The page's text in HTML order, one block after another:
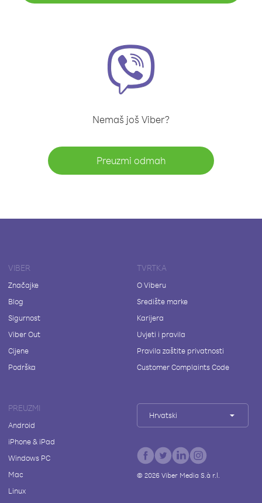
Nemaš još Viber?
Preuzmi odmah
VIBER
Značajke
Blog
Sigurnost
Viber Out
Cijene
Podrška
TVRTKA
O Viberu
Središte marke
Karijera
Uvjeti i pravila
Pravila zaštite privatnosti
Customer Complaints Code
PREUZMI
Android
iPhone & iPad
Windows PC
Mac
Linux
Hrvatski
© 2026Viber Media S.à r.l.